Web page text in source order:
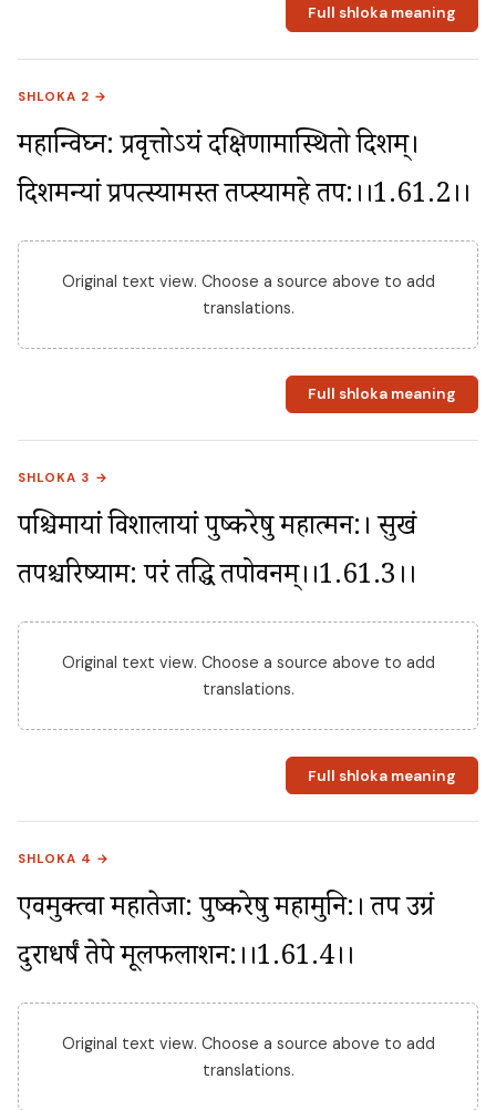
Full shloka meaning
SHLOKA 2 →
महान्विघ्न: प्रवृत्तोऽयं दक्षिणामास्थितो दिशम्।
दिशमन्यां प्रपत्स्यामस्तत्र तप्स्यामहे तप:।।1.61.2।।
Original text view. Choose a source above to add
translations.
Full shloka meaning
SHLOKA 3 →
पश्चिमायां विशालायां पुष्करेषु महात्मन:। सुखं
तपश्चरिष्याम: परं तद्धि तपोवनम्।।1.61.3।।
Original text view. Choose a source above to add
translations.
Full shloka meaning
SHLOKA 4 →
एवमुक्त्वा महातेजा: पुष्करेषु महामुनि:। तप उग्रं
दुराधर्षं तेपे मूलफलाशन:।।1.61.4।।
Original text view. Choose a source above to add
translations.